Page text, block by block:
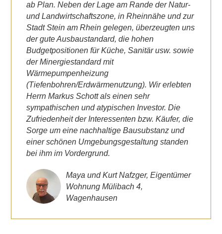
ab Plan. Neben der Lage am Rande der Natur-
und Landwirtschaftszone, in Rheinnähe und zur
Stadt Stein am Rhein gelegen, überzeugten uns
der gute Ausbaustandard, die hohen
Budgetpositionen für Küche, Sanitär usw. sowie
der Minergiestandard mit
Wärmepumpenheizung
(Tiefenbohren/Erdwärmenutzung). Wir erlebten
Herrn Markus Schott als einen sehr
sympathischen und atypischen Investor. Die
Zufriedenheit der Interessenten bzw. Käufer, die
Sorge um eine nachhaltige Bausubstanz und
einer schönen Umgebungsgestaltung standen
bei ihm im Vordergrund.
Maya und Kurt Nafzger, Eigentümer
Wohnung Mülibach 4,
Wagenhausen